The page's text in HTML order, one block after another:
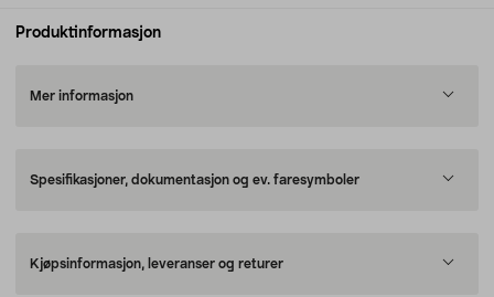
Produktinformasjon
Mer informasjon
Spesifikasjoner, dokumentasjon og ev. faresymboler
Kjøpsinformasjon, leveranser og returer